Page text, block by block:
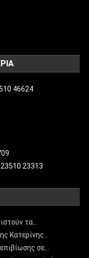
46624
23313
τα…
Κατερίνης…
σε…